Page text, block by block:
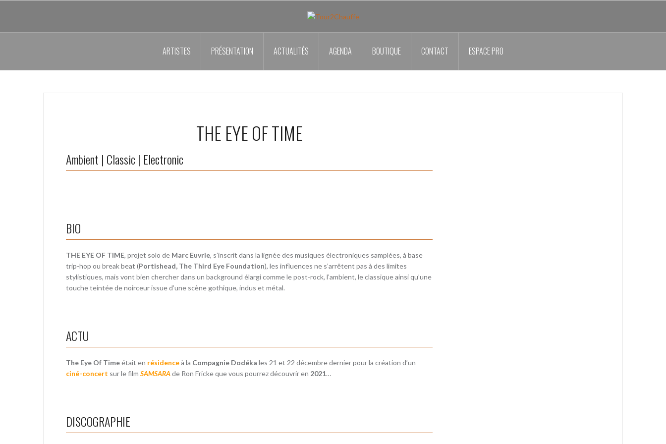
ARTISTES PRÉSENTATION ACTUALITÉS AGENDA BOUTIQUE CONTACT ESPACE PRO
THE EYE OF TIME
Ambient | Classic | Electronic
BIO
THE EYE OF TIME, projet solo de Marc Euvrie, s’inscrit dans la lignée des musiques électroniques samplées, à base
trip-hop ou break beat (Portishead, The Third Eye Foundation), les influences ne s’arrêtent pas à des limites
stylistiques, mais vont bien chercher dans un background élargi comme le post-rock, l’ambient, le classique ainsi qu’une
touche teintée de noirceur issue d’une scène gothique, indus et métal.
ACTU
The Eye Of Timeétait en résidenceà la Compagnie Dodéka les 21 et 22 décembre dernier pour la création d’un
ciné-concert sur le film SAMSARAde Ron Fricke que vous pourrez découvrir en 2021…
DISCOGRAPHIE